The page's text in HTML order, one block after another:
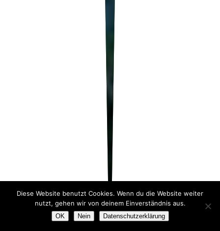
Diese Website benutzt Cookies. Wenn du die Website weiter
nutzt, gehen wir von deinem Einverständnis aus.
OK Nein Datenschutzerklärung